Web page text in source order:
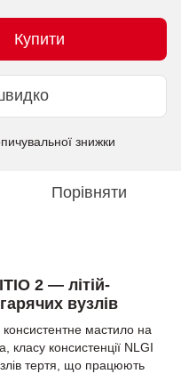
Купити
знижки
Порівняти
2 — літій-
вузлів
мастило на
класу консистенції NLGI
тертя, що працюють